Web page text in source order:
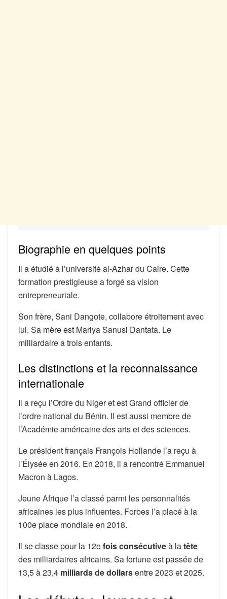
Biographie en quelques points
Il a étudié à l’université al-Azhar du Caire. Cette
formation prestigieuse a forgé sa vision
entrepreneuriale.
Son frère, Sani Dangote, collabore étroitement avec
lui. Sa mère est Mariya Sanusi Dantata. Le
milliardaire a trois enfants.
Les distinctions et la reconnaissance
internationale
Il a reçu l’Ordre du Niger et est Grand officier de
l’ordre national du Bénin. Il est aussi membre de
l’Académie américaine des arts et des sciences.
Le président français François Hollande l’a reçu à
l’Élysée en 2016. En 2018, il a rencontré Emmanuel
Macron à Lagos.
Jeune Afrique l’a classé parmi les personnalités
africaines les plus influentes. Forbes l’a placé à la
100e place mondiale en 2018.
Il se classe pour la 12efois consécutiveà latête
des milliardaires africains. Sa fortune est passée de
13,5 à 23,4 milliards de dollarsentre 2023 et 2025.